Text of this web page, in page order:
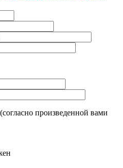
произведенной вами